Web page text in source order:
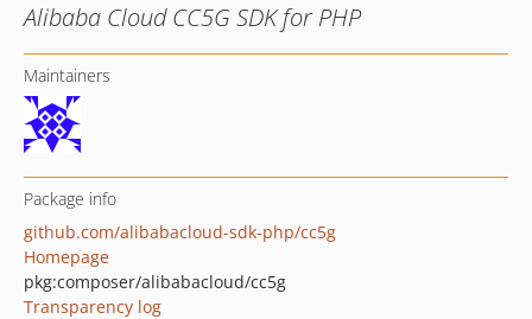
Alibaba Cloud CC5G SDK for PHP
Maintainers
Package info
github.com/alibabacloud-sdk-php/cc5g
Homepage
pkg:composer/alibabacloud/cc5g
Transparency log